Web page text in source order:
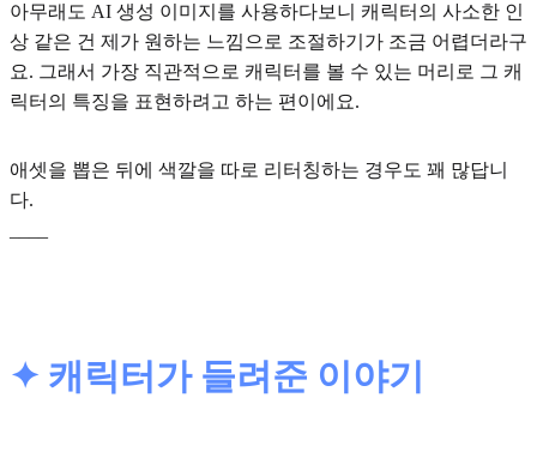
아무래도 AI 생성 이미지를 사용하다보니 캐릭터의 사소한 인
상 같은 건 제가 원하는 느낌으로 조절하기가 조금 어렵더라구
요. 그래서 가장 직관적으로 캐릭터를 볼 수 있는 머리로 그 캐
릭터의 특징을 표현하려고 하는 편이에요.
애셋을 뽑은 뒤에 색깔을 따로 리터칭하는 경우도 꽤 많답니
다.
✦ 캐릭터가 들려준 이야기